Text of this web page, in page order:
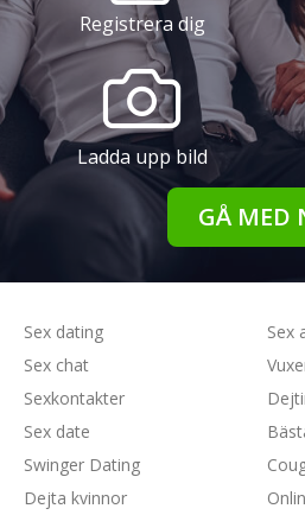
Registrera dig
Ladda upp bild
GÅ MED
Sex dating
Sex chat
Sexkontakter
Sex date
Swinger Dating
Sex
Dejta kvinnor